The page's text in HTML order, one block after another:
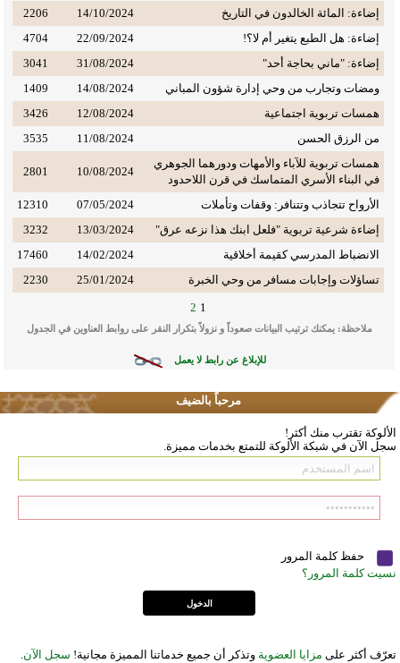
إضاءة: المائة الخالدون في التاريخ 14/10/2024
2206
إضاءة: هل الطبع يتغير أم لا؟!
22/09/2024
4704
إضاءة: "ماني بحاجة أحد"
31/08/2024
3041
ومضات وتجارب من وحي إدارة شؤون المباني
14/08/2024
1409
همسات تربوية اجتماعية
12/08/2024
3426
من الرزق الحسن
11/08/2024
3535
همسات تربوية للآباء والأمهات ودورهما الجوهري
في البناء الأسري المتماسك في قرن اللاحدود
10/08/2024
2801
الأرواح تتجاذب وتتنافر: وقفات وتأملات 07/05/2024
12310
إضاءة شرعية تربوية "فلعل ابنك هذا نزعه عرق"
13/03/2024
3232
الانضباط المدرسي كقيمة أخلاقية
14/02/2024
17460
تساؤلات وإجابات مسافر من وحي الخبرة
25/01/2024
2230
1
2
ملاحظة: يمكنك ترتيب البيانات صعوداً و نزولاً بتكرار النقر على روابط العناوين في الجدول
للإبلاغ عن رابط لا يعمل
مرحباً بالضيف
الألوكة تقترب منك أكثر!
سجل الآن في شبكة الألوكة للتمتع بخدمات مميزة.
حفظ كلمة المرور
نسيت كلمة المرور؟
تعرّف أكثر على مزايا العضوية وتذكر أن جميع خدماتنا المميزة مجانية! سجل الآن.